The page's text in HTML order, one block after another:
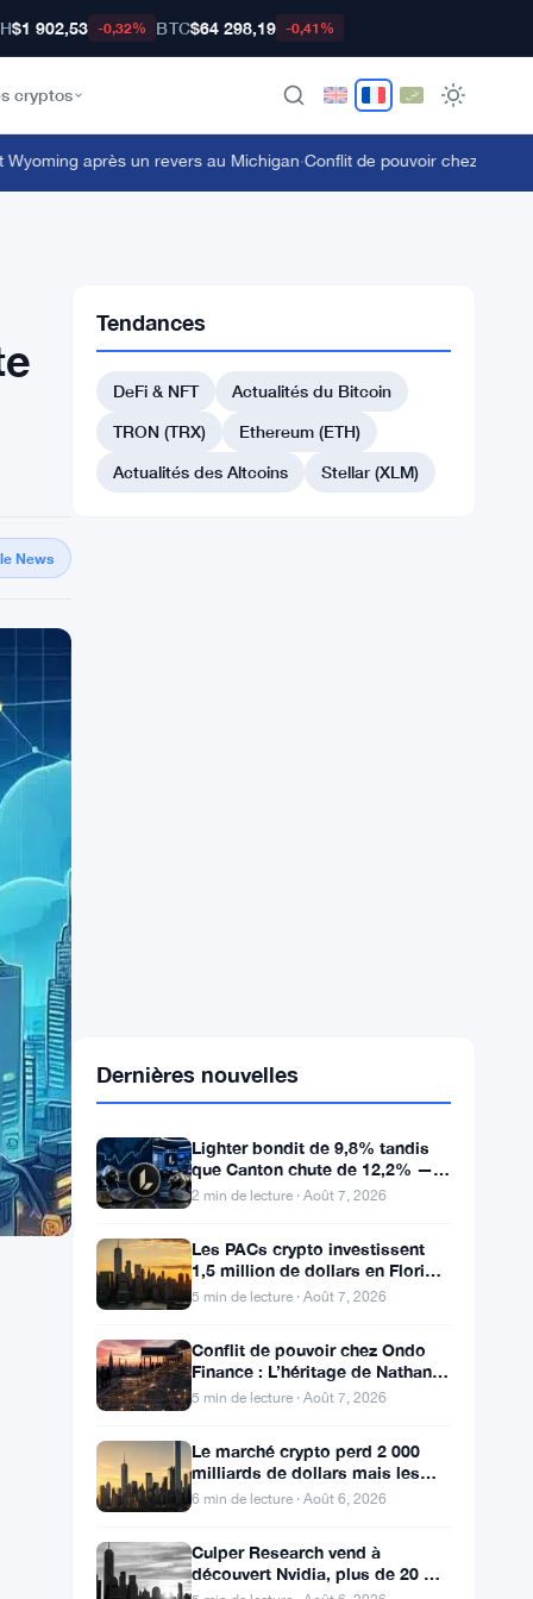
$1 902,53 -0,32% BTC$64 298,19 -0,41%
cryptos
après un revers au Michigan·Conflit de pouvoir chez Ondo
News
Tendances
DeFi & NFT
Actualités du Bitcoin
TRON (TRX)
Ethereum (ETH)
Actualités des Altcoins
Stellar (XLM)
Lighter bondit de 9,8% tandis
Mouvements quotidiens du 7
août
2 min de lecture · Août 7, 2026
Les PACs crypto investissent
Alaska et Wyoming après un
revers au Michigan
5 min de lecture · Août 7, 2026